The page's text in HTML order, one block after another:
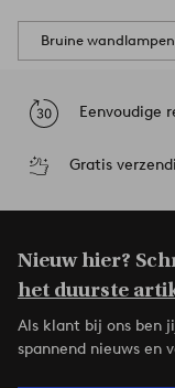
Bruine wandlampen
Eenvoudige
Gratis
Nieuw hier?
het duurste
Als klant bij ons ben
spannend nieuws en